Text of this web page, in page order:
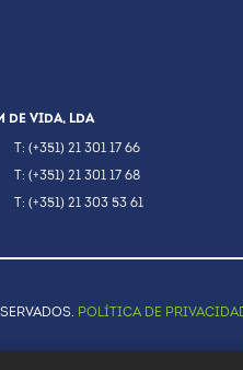
DE VIDA, LDA
T: (+351) 21 301 17 66
T: (+351) 21 301 17 68
T: (+351) 21 303 53 61
POLÍTICA DE